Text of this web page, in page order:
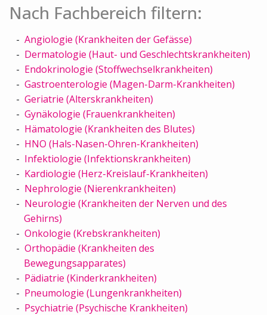
Nach Fachbereich filtern:
Angiologie (Krankheiten der Gefässe)
Dermatologie (Haut- und Geschlechtskrankheiten)
Endokrinologie (Stoffwechselkrankheiten)
Gastroenterologie (Magen-Darm-Krankheiten)
Geriatrie (Alterskrankheiten)
Gynäkologie (Frauenkrankheiten)
Hämatologie (Krankheiten des Blutes)
HNO (Hals-Nasen-Ohren-Krankheiten)
Infektiologie (Infektionskrankheiten)
Kardiologie (Herz-Kreislauf-Krankheiten)
Nephrologie (Nierenkrankheiten)
Neurologie (Krankheiten der Nerven und des
Gehirns)
Onkologie (Krebskrankheiten)
Orthopädie (Krankheiten des
Bewegungsapparates)
Pädiatrie (Kinderkrankheiten)
Pneumologie (Lungenkrankheiten)
Psychiatrie (Psychische Krankheiten)